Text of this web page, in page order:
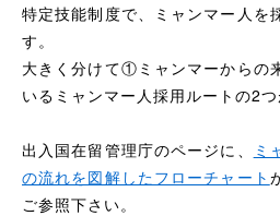
特定技能制度で、ミャンマー人を
す。
大きく分けて①ミャンマーからの
いるミャンマー人採用ルートの2つ
出入国在留管理庁のページに、
ミ
の流れを図解したフローチャート
ご参照下さい。